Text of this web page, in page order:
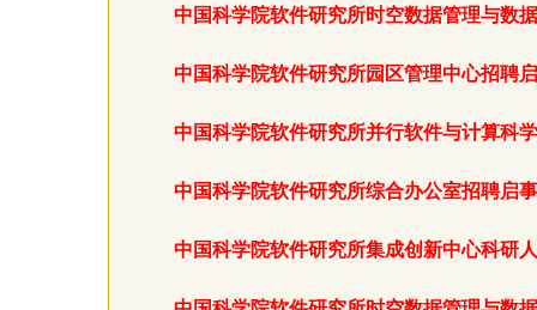
中国科学院软件研究所时空数据管理与数
中国科学院软件研究所园区管理中心招聘
中国科学院软件研究所并行软件与计算科
中国科学院软件研究所综合办公室招聘启事
中国科学院软件研究所集成创新中心科研